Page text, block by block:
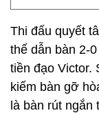
Thi đấu quyết
thế dẫn bàn 2-
tiền đạo Victor.
kiếm bàn gỡ
là bàn rút